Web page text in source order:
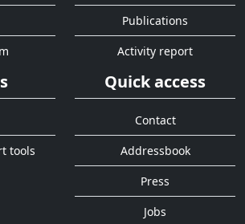
Publications
Activity report
tools
Quick access
Contact
Addressbook
Press
Jobs